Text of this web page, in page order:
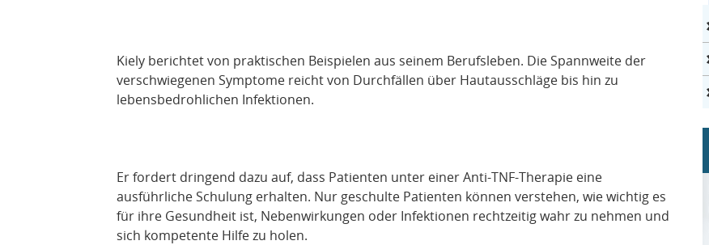
Kiely berichtet von praktischen Beispielen aus seinem Berufsleben. Die Spannweite der
verschwiegenen Symptome reicht von Durchfällen über Hautausschläge bis hin zu
lebensbedrohlichen Infektionen.
Er fordert dringend dazu auf, dass Patienten unter einer Anti-TNF-Therapie eine
ausführliche Schulung erhalten. Nur geschulte Patienten können verstehen, wie wichtig es
für ihre Gesundheit ist, Nebenwirkungen oder Infektionen rechtzeitig wahr zu nehmen und
sich kompetente Hilfe zu holen.